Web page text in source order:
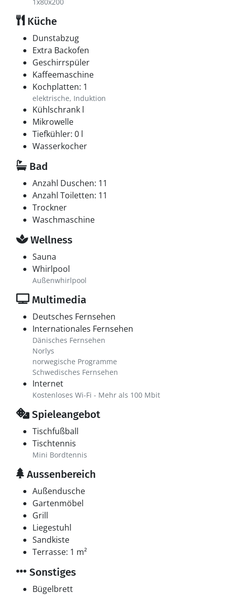
Küche
Dunstabzug
Extra Backofen
Geschirrspüler
Kaffeemaschine
Kochplatten: 1
elektrische, Induktion
Kühlschrank l
Mikrowelle
Tiefkühler: 0 l
Wasserkocher
Bad
Anzahl Duschen: 11
Anzahl Toiletten: 11
Trockner
Waschmaschine
Wellness
Sauna
Whirlpool
Außenwhirlpool
Multimedia
Deutsches Fernsehen
Internationales Fernsehen
Dänisches Fernsehen
Norlys
norwegische Programme
Schwedisches Fernsehen
Internet
Kostenloses Wi-Fi - Mehr als 100 Mbit
Spieleangebot
Tischfußball
Tischtennis
Mini Bordtennis
Aussenbereich
Außendusche
Gartenmöbel
Grill
Liegestuhl
Sandkiste
Terrasse: 1 m²
Sonstiges
Bügelbrett